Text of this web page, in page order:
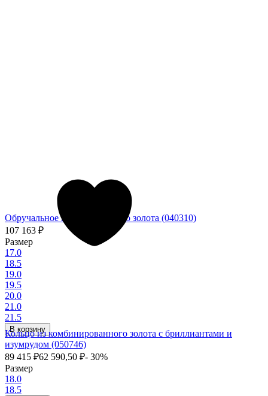
Обручальное кольцо из белого золота (040310)
107 163 ₽
Размер
17.0
18.5
19.0
19.5
20.0
21.0
21.5
В корзину
Кольцо из комбинированного золота с бриллиантами и
изумрудом (050746)
89 415 ₽62 590,50 ₽- 30%
Размер
18.0
18.5